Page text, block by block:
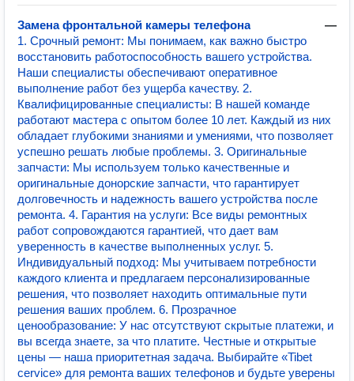
Замена фронтальной камеры телефона
—
1. Срочный ремонт: Мы понимаем, как важно быстро
восстановить работоспособность вашего устройства.
Наши специалисты обеспечивают оперативное
выполнение работ без ущерба качеству. 2.
Квалифицированные специалисты: В нашей команде
работают мастера с опытом более 10 лет. Каждый из них
обладает глубокими знаниями и умениями, что позволяет
успешно решать любые проблемы. 3. Оригинальные
запчасти: Мы используем только качественные и
оригинальные донорские запчасти, что гарантирует
долговечность и надежность вашего устройства после
ремонта. 4. Гарантия на услуги: Все виды ремонтных
работ сопровождаются гарантией, что дает вам
уверенность в качестве выполненных услуг. 5.
Индивидуальный подход: Мы учитываем потребности
каждого клиента и предлагаем персонализированные
решения, что позволяет находить оптимальные пути
решения ваших проблем. 6. Прозрачное
ценообразование: У нас отсутствуют скрытые платежи, и
вы всегда знаете, за что платите. Честные и открытые
цены — наша приоритетная задача. Выбирайте «Tibet
cervice» для ремонта ваших телефонов и будьте уверены